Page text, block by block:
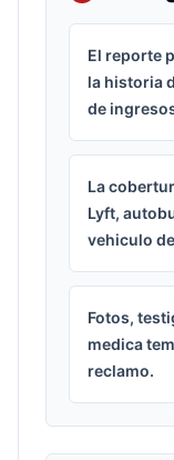
El reporte
la historia
de
La
Lyft,
vehiculo
Fotos,
medica
reclamo.